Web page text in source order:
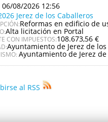
06/08/2026 12:56
Jerez de los Caballeros
Reformas en edificio de
Alta licitación en Portal
CON IMPUESTOS:108.673,56 €
Ayuntamiento de Jerez de
Ayuntamiento de Jerez
al RSS